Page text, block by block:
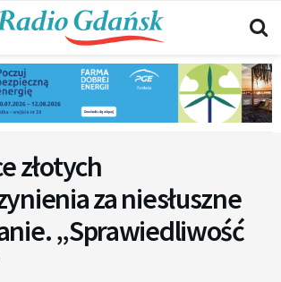
złotych
za niesłuszne
„Sprawiedliwość